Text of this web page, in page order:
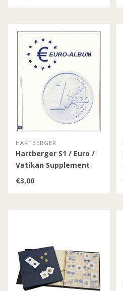
HARTBERGER
Hartberger S1 / Euro /
Vatikan Supplement
€3,00